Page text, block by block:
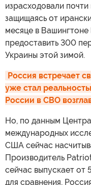
израсходовали
защищаясь от
месяце в
предоставить 300
Украины этой зимой.
Россия встречает
уже стал
России в СВО
Но, по данным
международных
США сейчас
Производитель
сейчас выпускает
для сравнения,